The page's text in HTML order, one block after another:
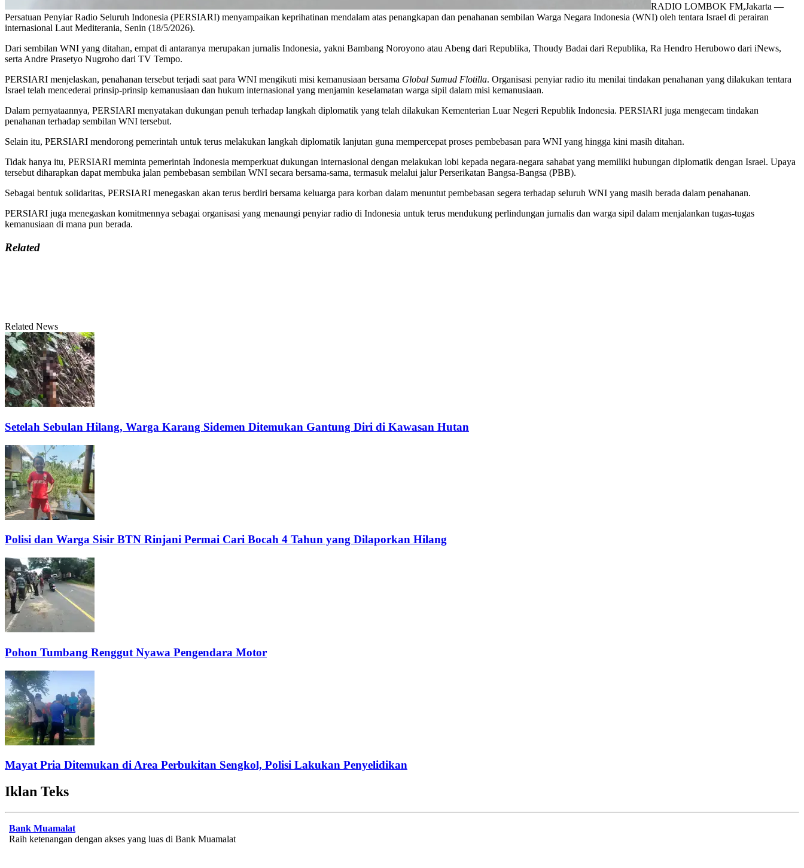
RADIO LOMBOK FM,Jakarta —
Persatuan Penyiar Radio Seluruh Indonesia (PERSIARI) menyampaikan keprihatinan mendalam atas penangkapan dan penahanan sembilan Warga Negara Indonesia (WNI) oleh tentara Israel di perairan
internasional Laut Mediterania, Senin (18/5/2026).
Dari sembilan WNI yang ditahan, empat di antaranya merupakan jurnalis Indonesia, yakni Bambang Noroyono atau Abeng dari Republika, Thoudy Badai dari Republika, Ra Hendro Herubowo dari iNews,
serta Andre Prasetyo Nugroho dari TV Tempo.
PERSIARI menjelaskan, penahanan tersebut terjadi saat para WNI mengikuti misi kemanusiaan bersama Global Sumud Flotilla. Organisasi penyiar radio itu menilai tindakan penahanan yang dilakukan tentara
Israel telah mencederai prinsip-prinsip kemanusiaan dan hukum internasional yang menjamin keselamatan warga sipil dalam misi kemanusiaan.
Dalam pernyataannya, PERSIARI menyatakan dukungan penuh terhadap langkah diplomatik yang telah dilakukan Kementerian Luar Negeri Republik Indonesia. PERSIARI juga mengecam tindakan
penahanan terhadap sembilan WNI tersebut.
Selain itu, PERSIARI mendorong pemerintah untuk terus melakukan langkah diplomatik lanjutan guna mempercepat proses pembebasan para WNI yang hingga kini masih ditahan.
Tidak hanya itu, PERSIARI meminta pemerintah Indonesia memperkuat dukungan internasional dengan melakukan lobi kepada negara-negara sahabat yang memiliki hubungan diplomatik dengan Israel. Upaya
tersebut diharapkan dapat membuka jalan pembebasan sembilan WNI secara bersama-sama, termasuk melalui jalur Perserikatan Bangsa-Bangsa (PBB).
Sebagai bentuk solidaritas, PERSIARI menegaskan akan terus berdiri bersama keluarga para korban dalam menuntut pembebasan segera terhadap seluruh WNI yang masih berada dalam penahanan.
PERSIARI juga menegaskan komitmennya sebagai organisasi yang menaungi penyiar radio di Indonesia untuk terus mendukung perlindungan jurnalis dan warga sipil dalam menjalankan tugas-tugas
kemanusiaan di mana pun berada.
Related
Related News
Setelah Sebulan Hilang, Warga Karang Sidemen Ditemukan Gantung Diri di Kawasan Hutan
Polisi dan Warga Sisir BTN Rinjani Permai Cari Bocah 4 Tahun yang Dilaporkan Hilang
Pohon Tumbang Renggut Nyawa Pengendara Motor
Mayat Pria Ditemukan di Area Perbukitan Sengkol, Polisi Lakukan Penyelidikan
Iklan Teks
Bank Muamalat
Raih ketenangan dengan akses yang luas di Bank Muamalat